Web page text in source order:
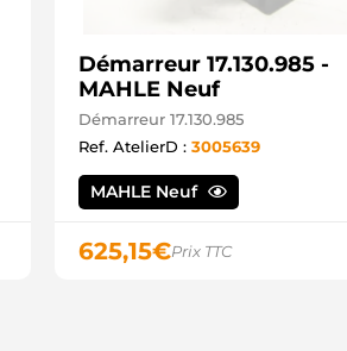
Démarreur 17.130.985 -
MAHLE Neuf
Démarreur 17.130.985
Ref. AtelierD : 3005639
MAHLE Neuf
625,15€Prix TTC